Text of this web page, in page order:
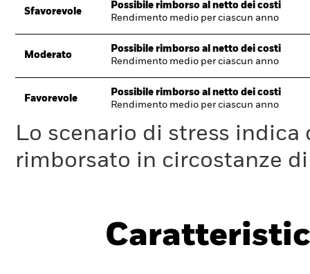
Sfavorevole
Possibile rimborso al netto dei costi
Rendimento medio per ciascun anno
Moderato
Possibile rimborso al netto dei costi
Rendimento medio per ciascun anno
Favorevole
Possibile rimborso al netto dei costi
Rendimento medio per ciascun anno
Lo scenario di stress
rimborsato in circostanze